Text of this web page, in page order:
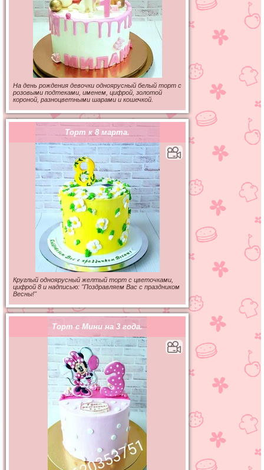
На день рождения девочки одноярусный белый торт с
розовыми подтеками, именем, цифрой, золотой
короной, разноцветными шарами и кошечкой.
Торт к 8 марта.
Круглый одноярусный желтый торт с цветочками,
цифрой 8 и надписью: "Поздравляем Вас с праздником
Весны!"
Торт с Мини на 3 года.